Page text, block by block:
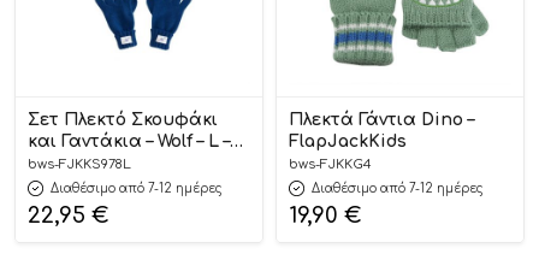
Σετ Πλεκτό Σκουφάκι
και Γαντάκια – Wolf – L –
FlapjackKids
bws-FJKKS978L
Διαθέσιμο από 7-12 ημέρες
22,95 €
Πλεκτά Γάντια Dino –
FlapJackKids
bws-FJKKG4
Διαθέσιμο από 7-12 ημέρες
19,90 €